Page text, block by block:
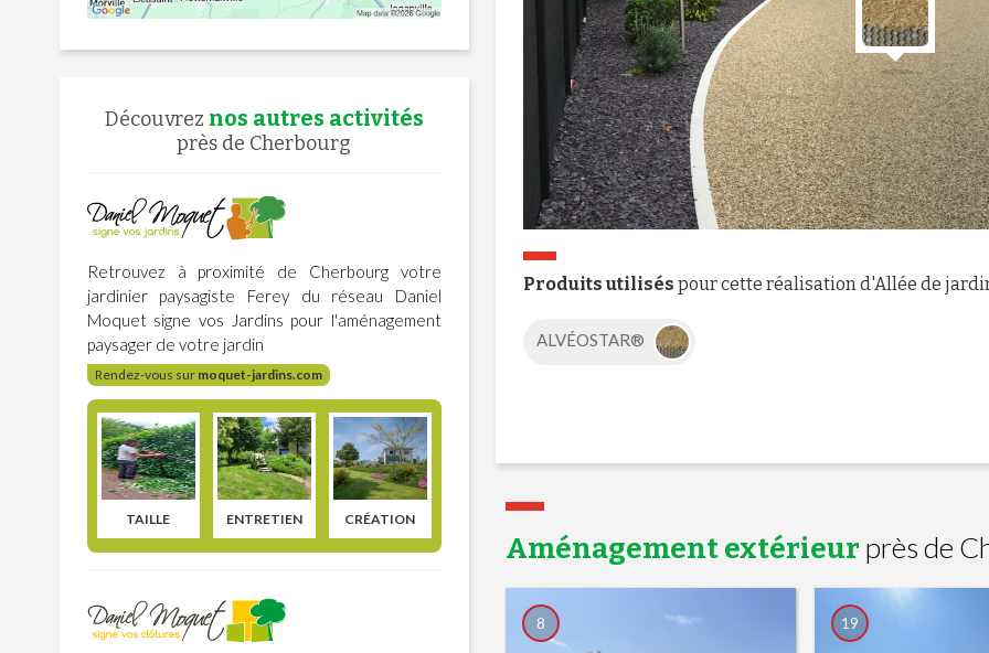
Découvrez nos autres activités
près de Cherbourg
Retrouvez à proximité de Cherbourg votre
jardinier paysagiste Ferey du réseau Daniel
Moquet signe vos Jardins pour l'aménagement
paysager de votre jardin
Rendez-vous sur moquet-jardins.com
TAILLE ENTRETIEN CRÉATION
Produits utilisés pour cette réalisation d'Allée de
ALVÉOSTAR®
Aménagement extérieur près de
8 19